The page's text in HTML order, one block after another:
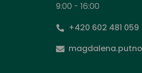
9:00 - 16:00
+420 602 481 059